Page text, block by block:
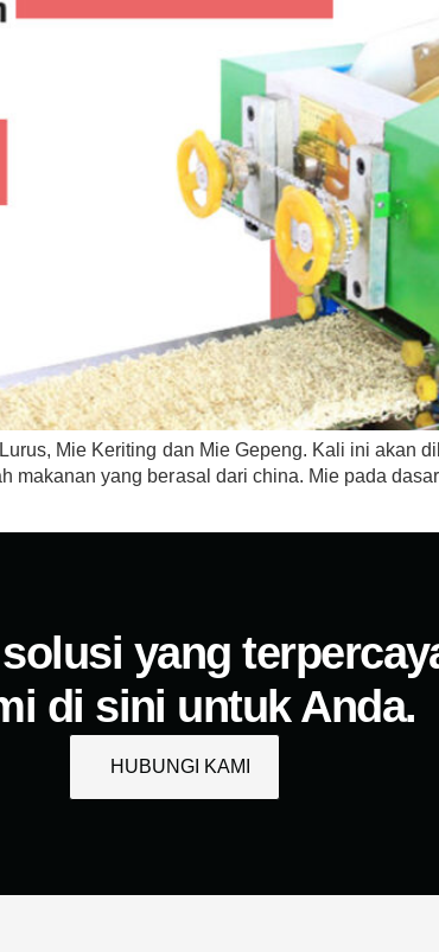
Mie Keriting dan Mie Gepeng. Kali ini akan
makanan yang berasal dari china. Mie pada
yang
di sini untuk Anda.
HUBUNGI KAMI